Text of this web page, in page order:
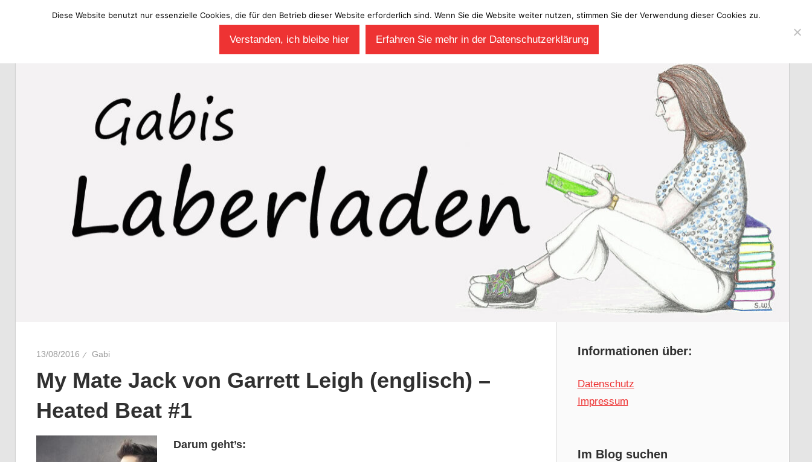
13/08/2016 Gabi
My Mate Jack von Garrett Leigh (englisch) –
Heated Beat #1
Darum geht’s:
Informationen über:
Datenschutz
Impressum
Im Blog suchen
Diese Website benutzt nur essenzielle Cookies, die für den Betrieb dieser Website erforderlich sind. Wenn Sie die Website weiter nutzen, stimmen Sie der Verwendung dieser Cookies zu.
Verstanden, ich bleibe hier Erfahren Sie mehr in der Datenschutzerklärung